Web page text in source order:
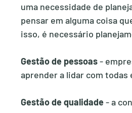
uma necessidade de
pensar em alguma coisa
isso, é necessário
Gestão de pessoas -
aprender a lidar com
Gestão de qualidade - a